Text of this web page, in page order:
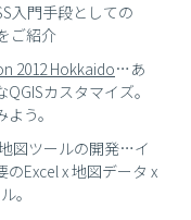
入門手段としての
ご紹介
2012 Hokkaido…あ
カスタマイズ。
う。
図ツールの開発…イ
Excel x 地図データ x
。